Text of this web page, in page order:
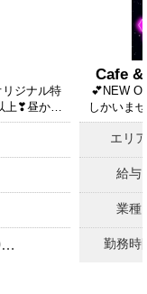
つ行わないことを約束
以上の支払い遅れや未
ことを約束するととも
いことを保証しま
に体入がるる運営事務
ジナル特
上❣昼から
クあり
Cafe
💕NEW
しかいま
エリア
給与
業種
勤務時